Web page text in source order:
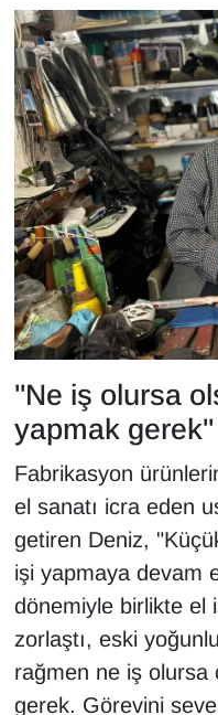
"Ne iş olursa
yapmak gerek"
Fabrikasyon
el sanatı icra eden
getiren Deniz,
işi yapmaya devam
dönemiyle birlikte el
zorlaştı, eski
rağmen ne iş olursa
gerek. Görevini